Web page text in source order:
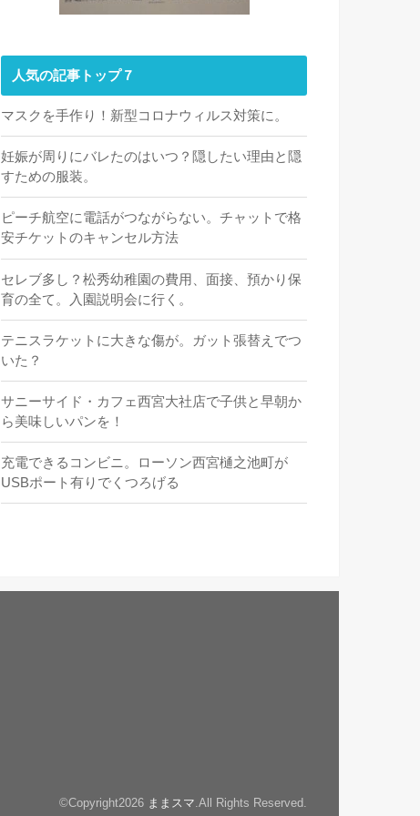
人気の記事トップ７
マスクを手作り！新型コロナウィルス対策に。
妊娠が周りにバレたのはいつ？隠したい理由と隠
すための服装。
ピーチ航空に電話がつながらない。チャットで格
安チケットのキャンセル方法
セレブ多し？松秀幼稚園の費用、面接、預かり保
育の全て。入園説明会に行く。
テニスラケットに大きな傷が。ガット張替えでつ
いた？
サニーサイド・カフェ西宮大社店で子供と早朝か
ら美味しいパンを！
充電できるコンビニ。ローソン西宮樋之池町が
USBポート有りでくつろげる
©Copyright2026 ままスマ.All Rights Reserved.